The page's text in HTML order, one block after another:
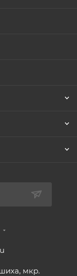
мкр.